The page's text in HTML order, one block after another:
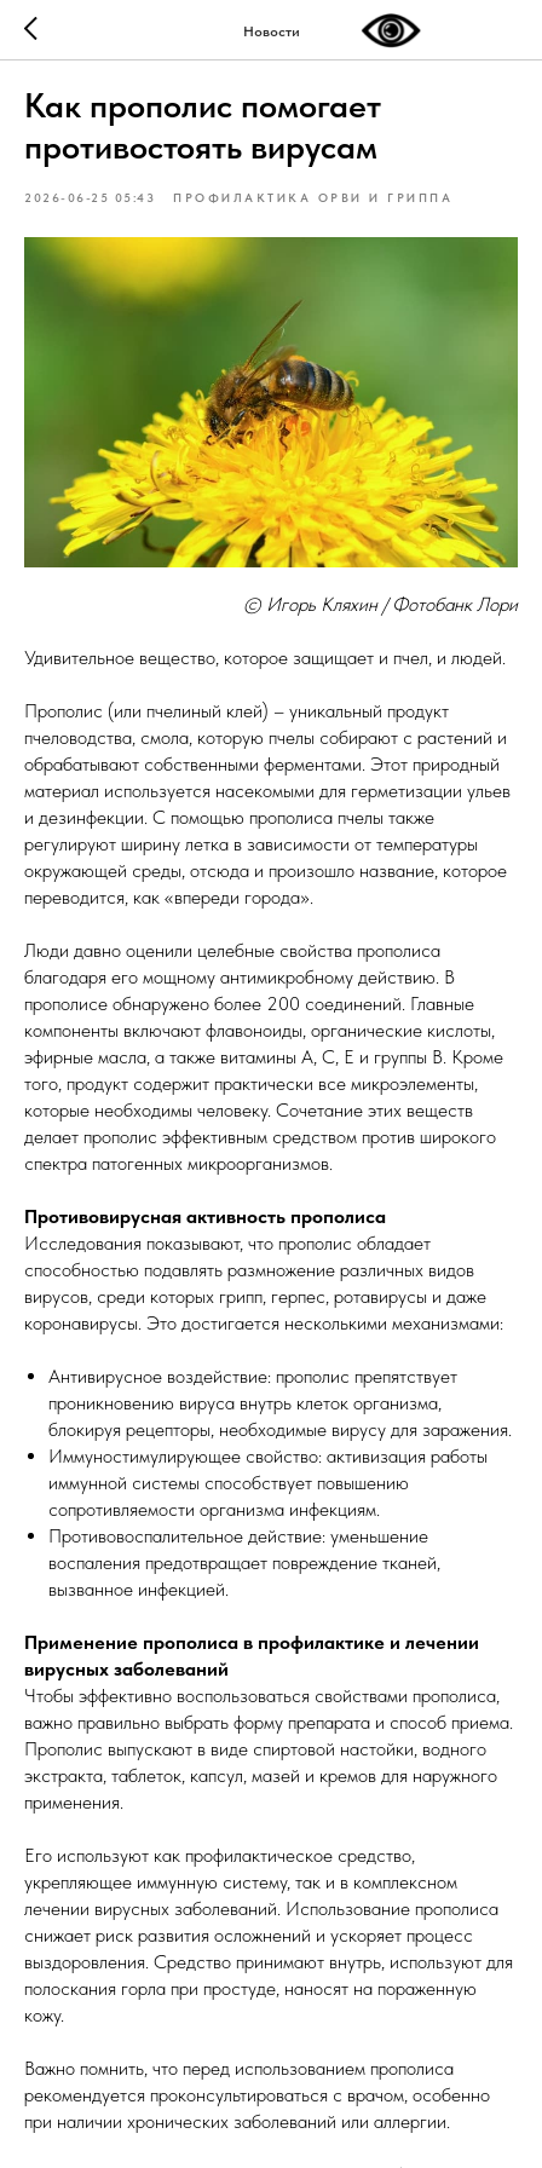
Новости
Как прополис помогает
противостоять вирусам
2026-06-25 05:43 ПРОФИЛАКТИКА ОРВИ И ГРИППА
© Игорь Кляхин / Фотобанк Лори
Удивительное вещество, которое защищает и пчел, и людей.
Прополис (или пчелиный клей) – уникальный продукт
пчеловодства, смола, которую пчелы собирают с растений и
обрабатывают собственными ферментами. Этот природный
материал используется насекомыми для герметизации ульев
и дезинфекции. С помощью прополиса пчелы также
регулируют ширину летка в зависимости от температуры
окружающей среды, отсюда и произошло название, которое
переводится, как «впереди города».
Люди давно оценили целебные свойства прополиса
благодаря его мощному антимикробному действию. В
прополисе обнаружено более 200 соединений. Главные
компоненты включают флавоноиды, органические кислоты,
эфирные масла, а также витамины A, С, E и группы B. Кроме
того, продукт содержит практически все микроэлементы,
которые необходимы человеку. Сочетание этих веществ
делает прополис эффективным средством против широкого
спектра патогенных микроорганизмов.
Противовирусная активность прополиса
Исследования показывают, что прополис обладает
способностью подавлять размножение различных видов
вирусов, среди которых грипп, герпес, ротавирусы и даже
коронавирусы. Это достигается несколькими механизмами:
Антивирусное воздействие: прополис препятствует
проникновению вируса внутрь клеток организма,
блокируя рецепторы, необходимые вирусу для заражения.
Иммуностимулирующее свойство: активизация работы
иммунной системы способствует повышению
сопротивляемости организма инфекциям.
Противовоспалительное действие: уменьшение
воспаления предотвращает повреждение тканей,
вызванное инфекцией.
Применение прополиса в профилактике и лечении
вирусных заболеваний
Чтобы эффективно воспользоваться свойствами прополиса,
важно правильно выбрать форму препарата и способ приема.
Прополис выпускают в виде спиртовой настойки, водного
экстракта, таблеток, капсул, мазей и кремов для наружного
применения.
Его используют как профилактическое средство,
укрепляющее иммунную систему, так и в комплексном
лечении вирусных заболеваний. Использование прополиса
снижает риск развития осложнений и ускоряет процесс
выздоровления. Средство принимают внутрь, используют для
полоскания горла при простуде, наносят на пораженную
кожу.
Важно помнить, что перед использованием прополиса
рекомендуется проконсультироваться с врачом, особенно
при наличии хронических заболеваний или аллергии.